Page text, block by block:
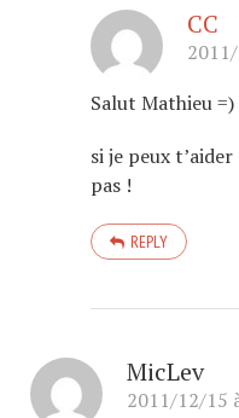
CC
Salut Mathieu =)
si je peux
pas !
REPLY
MicLev
2011/12/15